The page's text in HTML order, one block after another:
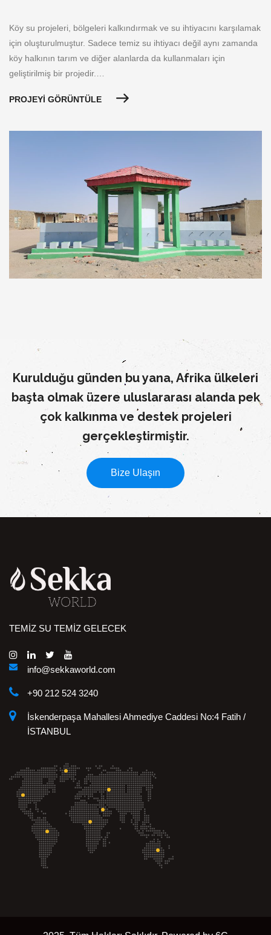
Köy su projeleri, bölgeleri kalkındırmak ve su ihtiyacını karşılamak
için oluşturulmuştur. Sadece temiz su ihtiyacı değil aynı zamanda
köy halkının tarım ve diğer alanlarda da kullanmaları için
geliştirilmiş bir projedir.…
PROJEYI GÖRÜNTÜLE
Kurulduğu günden bu yana, Afrika ülkeleri
başta olmak üzere uluslararası alanda pek
çok kalkınma ve destek projeleri
gerçekleştirmiştir.
Bize Ulaşın
TEMİZ SU TEMİZ GELECEK
info@sekkaworld.com
+90 212 524 3240
İskenderpaşa Mahallesi Ahmediye Caddesi No:4 Fatih /
İSTANBUL